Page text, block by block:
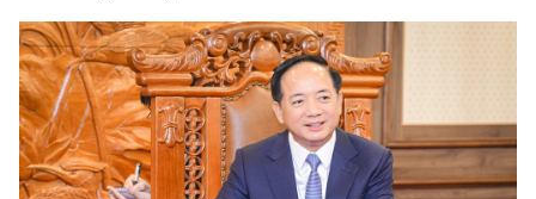
Video
Media Chính trị
Media Kinh tế
Media Văn hóa